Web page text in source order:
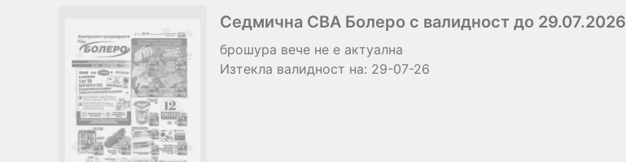
Седмична CBA Болеро с валидност до 29.07.2026
брошура вече не е актуална
Изтекла валидност на: 29-07-26